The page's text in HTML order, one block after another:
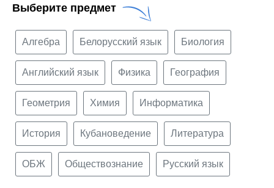
Выберите предмет
Алгебра Белорусский язык Биология
Английский язык Физика География
Геометрия Химия Информатика
История Кубановедение Литература
ОБЖ Обществознание Русский язык